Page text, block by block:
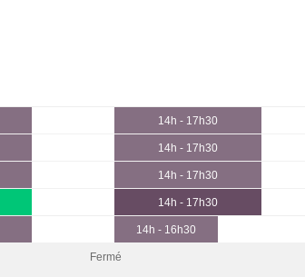
14h - 17h30
14h - 17h30
14h - 17h30
14h - 17h30
14h - 16h30
Fermé